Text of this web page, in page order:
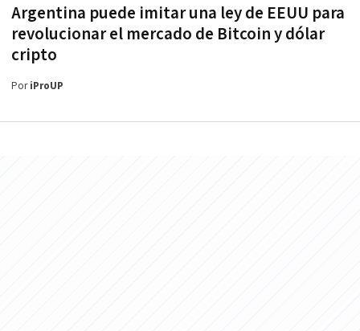
Argentina puede imitar una ley de EEUU para
revolucionar el mercado de Bitcoin y dólar
cripto
PoriProUP